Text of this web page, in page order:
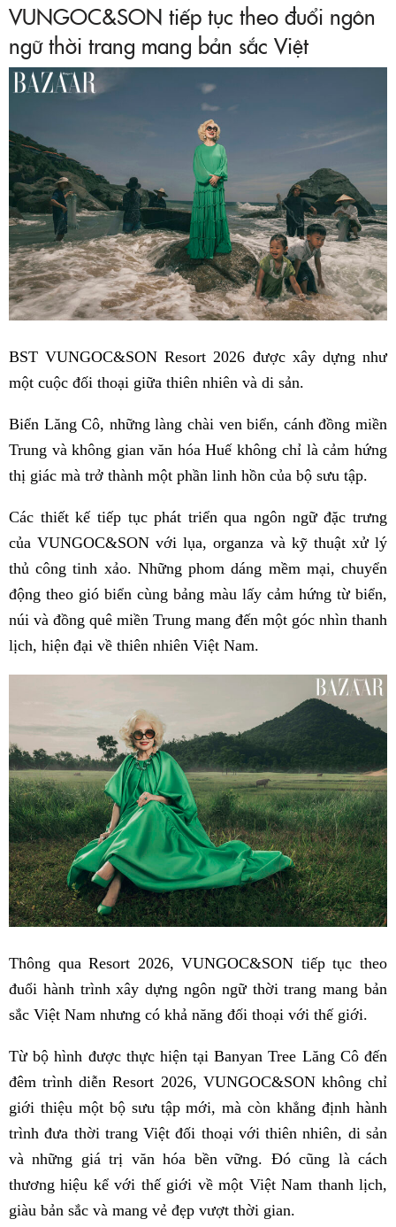
VUNGOC&SON tiếp tục theo đuổi ngôn
ngữ thời trang mang bản sắc Việt
BST VUNGOC&SON Resort 2026 được xây dựng như
một cuộc đối thoại giữa thiên nhiên và di sản.
Biển Lăng Cô, những làng chài ven biển, cánh đồng miền
Trung và không gian văn hóa Huế không chỉ là cảm hứng
thị giác mà trở thành một phần linh hồn của bộ sưu tập.
Các thiết kế tiếp tục phát triển qua ngôn ngữ đặc trưng
của VUNGOC&SON với lụa, organza và kỹ thuật xử lý
thủ công tinh xảo. Những phom dáng mềm mại, chuyển
động theo gió biển cùng bảng màu lấy cảm hứng từ biển,
núi và đồng quê miền Trung mang đến một góc nhìn thanh
lịch, hiện đại về thiên nhiên Việt Nam.
Thông qua Resort 2026, VUNGOC&SON tiếp tục theo
đuổi hành trình xây dựng ngôn ngữ thời trang mang bản
sắc Việt Nam nhưng có khả năng đối thoại với thế giới.
Từ bộ hình được thực hiện tại Banyan Tree Lăng Cô đến
đêm trình diễn Resort 2026, VUNGOC&SON không chỉ
giới thiệu một bộ sưu tập mới, mà còn khẳng định hành
trình đưa thời trang Việt đối thoại với thiên nhiên, di sản
và những giá trị văn hóa bền vững. Đó cũng là cách
thương hiệu kể với thế giới về một Việt Nam thanh lịch,
giàu bản sắc và mang vẻ đẹp vượt thời gian.